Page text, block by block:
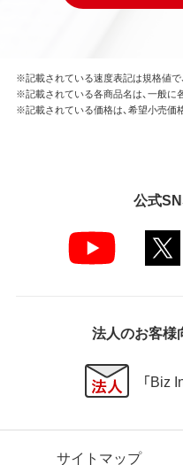
※記載されている速度表記は規格値で
※記載されている各商品名は、一般に
※記載されている価格は、希望小売価
公式
法人のお客様
「Biz
サイトマップ